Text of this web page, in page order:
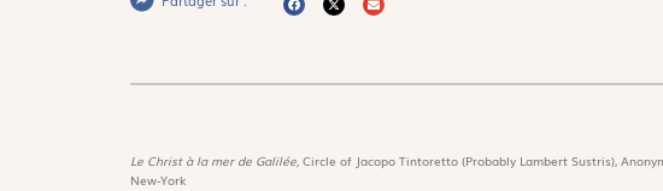
Le Christ à la mer de Galilée, Circle of Jacopo Tintoretto (Probably Lambert Sustris),
New-York